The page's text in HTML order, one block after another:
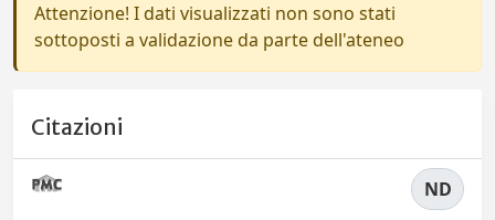
Attenzione! I dati visualizzati non sono stati
sottoposti a validazione da parte dell'ateneo
Citazioni
ND